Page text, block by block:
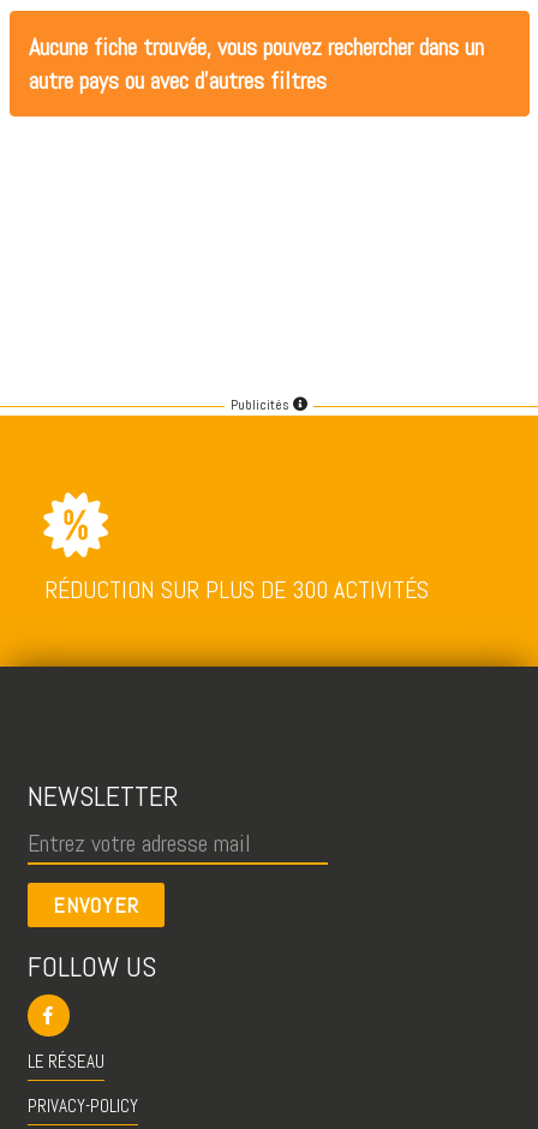
Aucune fiche trouvée, vous pouvez rechercher dans un
autre pays ou avec d'autres filtres
Publicités
RÉDUCTION SUR PLUS DE 300 ACTIVITÉS
NEWSLETTER
ENVOYER
FOLLOW US
LE RÉSEAU
PRIVACY-POLICY